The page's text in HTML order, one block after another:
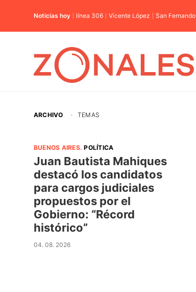
Noticias hoy línea 306 Vicente López San Fernando
ARCHIVO · TEMAS
BUENOS AIRES.POLÍTICA
Juan Bautista Mahiques
destacó los candidatos
para cargos judiciales
propuestos por el
Gobierno: “Récord
histórico”
04. 08. 2026